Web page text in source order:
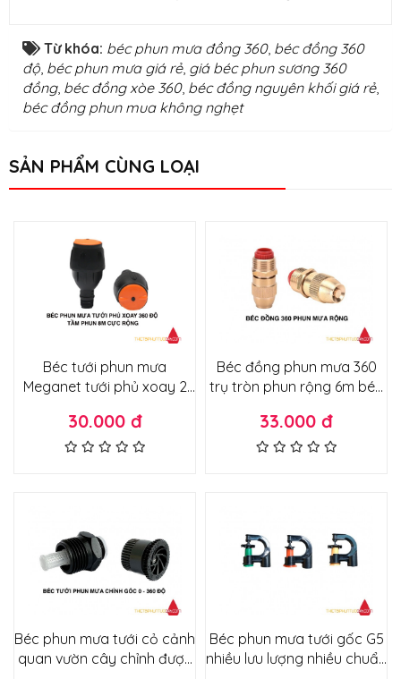
Từ khóa: béc phun mưa đồng 360, béc đồng 360
độ béc phun mưa giá rẻ, giá béc phun sương 360
đồng, béc đồng xòe 360, béc đồng nguyên khối giá rẻ,
béc đồng phun mua không nghẹt
SẢN PHẨM CÙNG LOẠI
Béc tưới phun mưa
Meganet tưới phủ xoay 2
8m tưới cỏ cảnh quan tưới
cây trồng lâu năm
30.000 đ
Béc đồng phun mưa 360
trụ tròn phun rộng 6m béc
lọc rác
33.000 đ
Béc phun mưa tưới cỏ cảnh
quan vườn cây chỉnh được
Béc phun mưa tưới gốc G5
nhiều lưu lượng nhiều chuẩn